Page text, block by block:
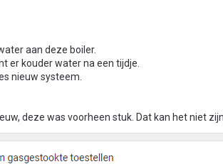
aan deze boiler.
er kouder water na een tijdje.
nieuw systeem.
deze was voorheen stuk. Dat kan het niet zijn.